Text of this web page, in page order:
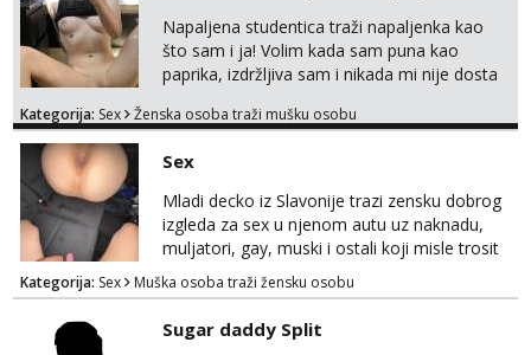
Napaljena studentica traži napaljenka kao
što sam i ja! Volim kada sam puna kao
paprika, izdržljiva sam i nikada mi nije dosta
bilo kad i bilo gdje zato se javi što prije da
tamo, cekam te!
Kategorija: Sex Ženska osoba traži mušku osobu
Sex
Mladi decko iz Slavonije trazi zensku dobrog
izgleda za sex u njenom autu uz naknadu,
muljatori, gay, muski i ostali koji misle trosit
vrijeme na pisanje mogu zaobic oglas, ako si
slavonije i zainteresirana da te punim negdje
u mraku u tvom autu javi se na whatsapp
porukom 098 199 1895.
Kategorija: Sex Muška osoba traži žensku osobu
Sugar daddy Split